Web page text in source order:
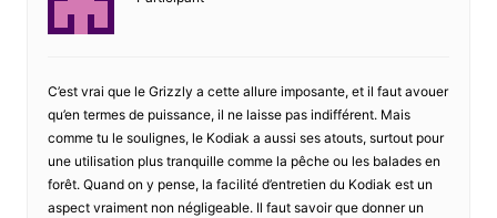
C’est vrai que le Grizzly a cette allure imposante, et il faut avouer
qu’en termes de puissance, il ne laisse pas indifférent. Mais
comme tu le soulignes, le Kodiak a aussi ses atouts, surtout pour
une utilisation plus tranquille comme la pêche ou les balades en
forêt. Quand on y pense, la facilité d’entretien du Kodiak est un
aspect vraiment non négligeable. Il faut savoir que donner un